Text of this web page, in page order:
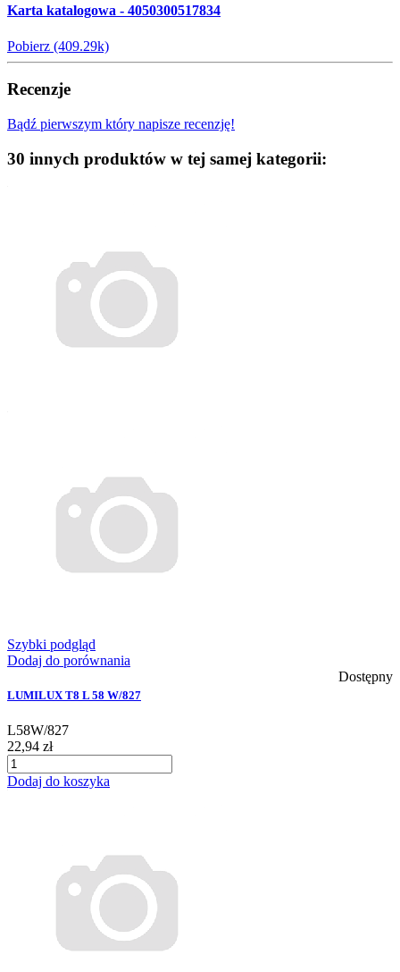
Karta katalogowa - 4050300517834
Pobierz (409.29k)
Recenzje
Bądź pierwszym który napisze recenzję!
30 innych produktów w tej samej kategorii:
Szybki podgląd
Dodaj do porównania
Dostępny
LUMILUX T8 L 58 W/827
L58W/827
22,94 zł
Dodaj do koszyka